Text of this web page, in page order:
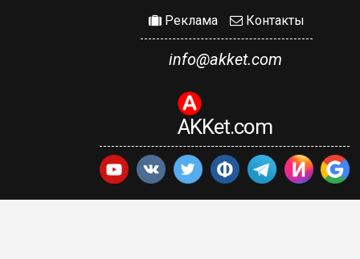
Реклама Контакты
info@akket.com
AKKet.com